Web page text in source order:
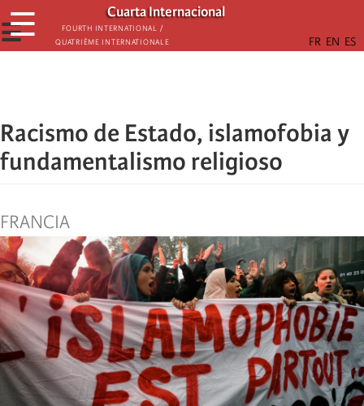
Skip
to
main
Cuarta Internacional
Fourth International /
Quatrième internationale
☰
☰
Racismo de Estado, islamofobia y
fundamentalismo religioso
FRANCIA